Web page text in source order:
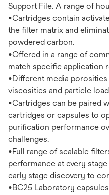
Support File. A range of
•Cartridges contain
the filter matrix and
powdered carbon.
•Offered in a range of
match specific application
•Different media
viscosities and particle
•Cartridges can be paired
cartridges or capsules to
purification performance
challenges.
•Full range of scalable
performance at every
early stage discovery to
•BC25 Laboratory